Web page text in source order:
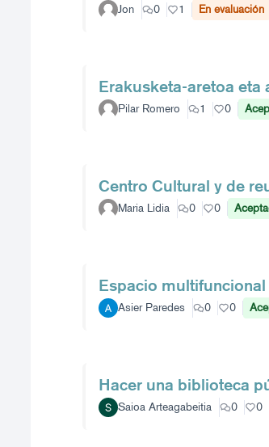
Jon 0 1 En evaluación
Erakusketa-aretoa eta
Pilar Romero 1 0
Centro Cultural y de
Maria Lidia 0 0
Espacio
Asier Paredes 0 0
Hacer una biblioteca
Saioa Arteagabeitia 0 0